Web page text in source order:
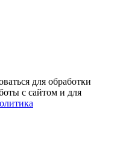
для обработки
с сайтом и для